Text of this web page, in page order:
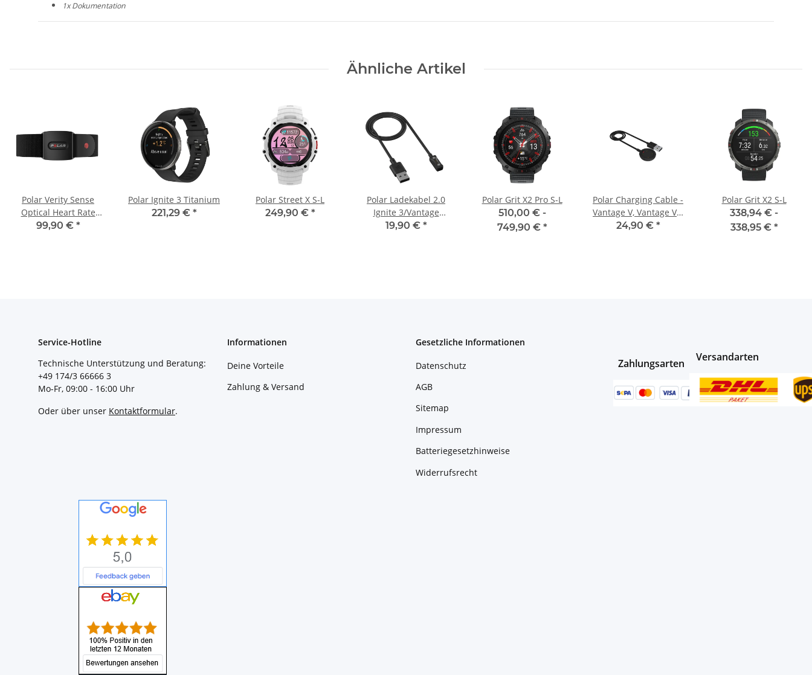
1x Dokumentation
Ähnliche Artikel
Polar Verity Sense
Optical Heart Rate
Sensor
99,90 € *
Polar Ignite 3 Titanium
221,29 € *
Polar Street X S-L
249,90 € *
Polar Ladekabel 2.0
Ignite 3/Vantage
V3/Pacer/Pro
19,90 € *
Polar Grit X2 Pro S-L
510,00 € -
749,90 € *
Polar Charging Cable -
Vantage V, Vantage V2,
Grit X, Grit X Pro, Ignite,
24,90 € *
Polar Grit X2 S-L
338,94 € -
338,95 € *
Service-Hotline
Technische Unterstützung und Beratung:
+49 174/3 66666 3
Mo-Fr, 09:00 - 16:00 Uhr
Oder über unser Kontaktformular.
Informationen
Deine Vorteile
Zahlung & Versand
Gesetzliche Informationen
Datenschutz
AGB
Sitemap
Impressum
Batteriegesetzhinweise
Widerrufsrecht
Zahlungsarten Versandarten